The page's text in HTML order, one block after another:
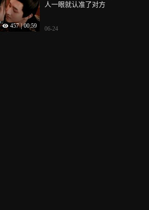
457 | 00:59
人一眼就认准了对方
06-24